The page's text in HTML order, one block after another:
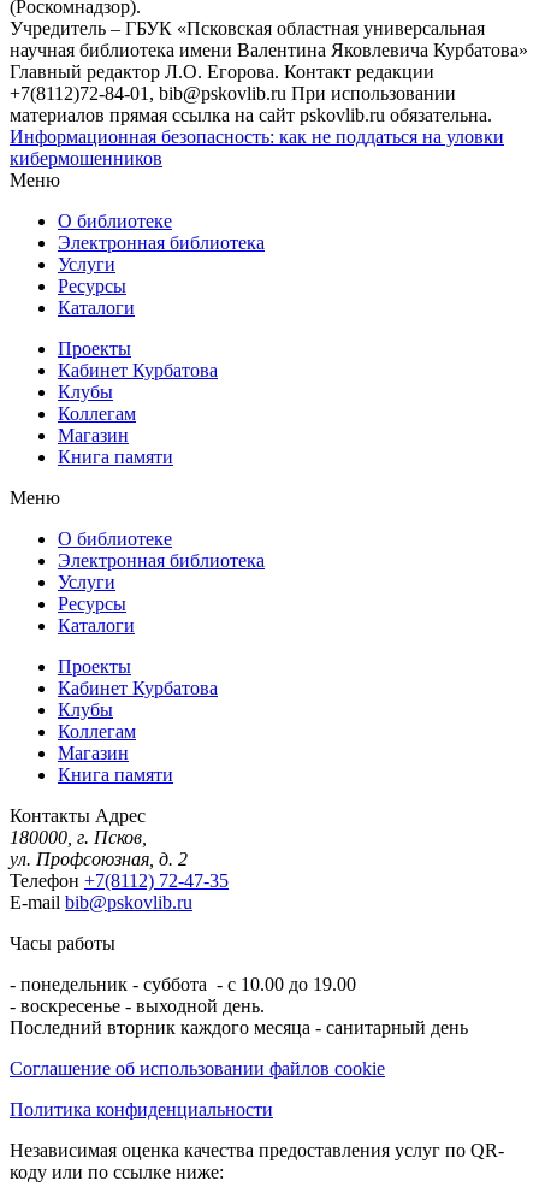
(Роскомнадзор).
Учредитель – ГБУК «Псковская областная универсальная
научная библиотека имени Валентина Яковлевича Курбатова»
Главный редактор Л.О. Егорова. Контакт редакции
+7(8112)72-84-01, bib@pskovlib.ru При использовании
материалов прямая ссылка на сайт pskovlib.ru обязательна.
Информационная безопасность: как не поддаться на уловки
кибермошенников
Меню
О библиотеке
Электронная библиотека
Услуги
Ресурсы
Каталоги
Проекты
Кабинет Курбатова
Клубы
Коллегам
Магазин
Книга памяти
Меню
О библиотеке
Электронная библиотека
Услуги
Ресурсы
Каталоги
Проекты
Кабинет Курбатова
Клубы
Коллегам
Магазин
Книга памяти
Контакты Адрес
180000, г. Псков,
ул. Профсоюзная, д. 2
Телефон +7(8112) 72-47-35
E-mail bib@pskovlib.ru
Часы работы
- понедельник - суббота - с 10.00 до 19.00
- воскресенье - выходной день.
Последний вторник каждого месяца - санитарный день
Соглашение об использовании файлов cookie
Политика конфиденциальности
Независимая оценка качества предоставления услуг по QR-
коду или по ссылке ниже: